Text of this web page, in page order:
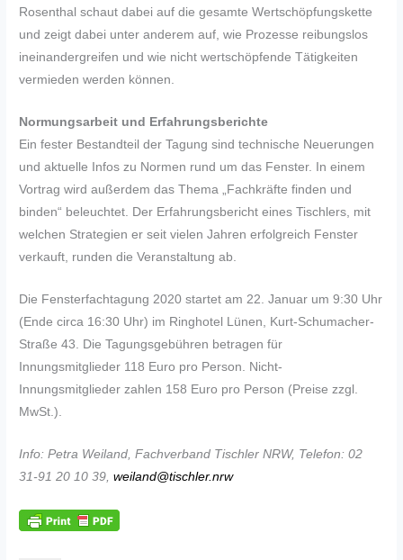
Rosenthal schaut dabei auf die gesamte Wertschöpfungskette
und zeigt dabei unter anderem auf, wie Prozesse reibungslos
ineinandergreifen und wie nicht wertschöpfende Tätigkeiten
vermieden werden können.
Normungsarbeit und Erfahrungsberichte
Ein fester Bestandteil der Tagung sind technische Neuerungen
und aktuelle Infos zu Normen rund um das Fenster. In einem
Vortrag wird außerdem das Thema „Fachkräfte finden und
binden“ beleuchtet. Der Erfahrungsbericht eines Tischlers, mit
welchen Strategien er seit vielen Jahren erfolgreich Fenster
verkauft, runden die Veranstaltung ab.
Die Fensterfachtagung 2020 startet am 22. Januar um 9:30 Uhr
(Ende circa 16:30 Uhr) im Ringhotel Lünen, Kurt-Schumacher-
Straße 43. Die Tagungsgebühren betragen für
Innungsmitglieder 118 Euro pro Person. Nicht-
Innungsmitglieder zahlen 158 Euro pro Person (Preise zzgl.
MwSt.).
Info: Petra Weiland, Fachverband Tischler NRW, Telefon: 02
31-91 20 10 39,weiland@tischler.nrw